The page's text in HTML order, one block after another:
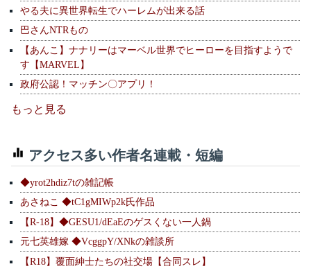
やる夫に異世界転生でハーレムが出来る話
巴さんNTRもの
【あんこ】ナナリーはマーベル世界でヒーローを目指すようで
す【MARVEL】
政府公認！マッチン〇アプリ！
もっと見る
アクセス多い作者名連載・短編
◆yrot2hdiz7tの雑記帳
あさねこ ◆tC1gMIWp2k氏作品
【R-18】◆GESU1/dEaEのゲスくない一人鍋
元七英雄嫁 ◆VcggpY/XNkの雑談所
【R18】覆面紳士たちの社交場【合同スレ】